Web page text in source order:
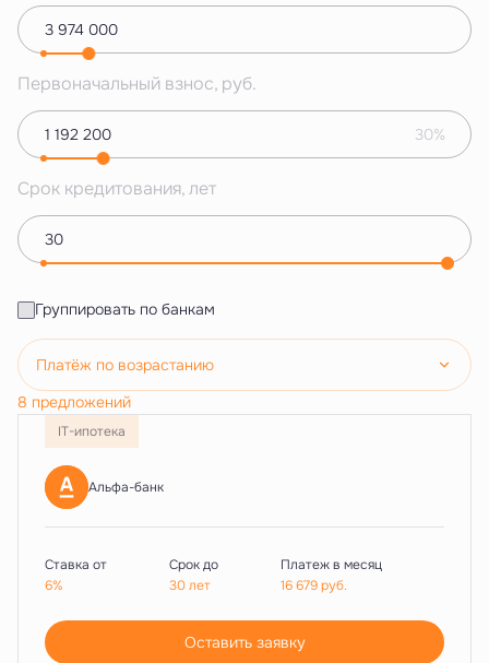
Первоначальный взнос, руб.
30%
Срок кредитования, лет
Группировать по банкам
Платёж по возрастанию
8 предложений
IT-ипотека
Альфа-банк
Ставка от
6%
Срок до
30 лет
Платеж в месяц
16 679руб.
Оставить заявку